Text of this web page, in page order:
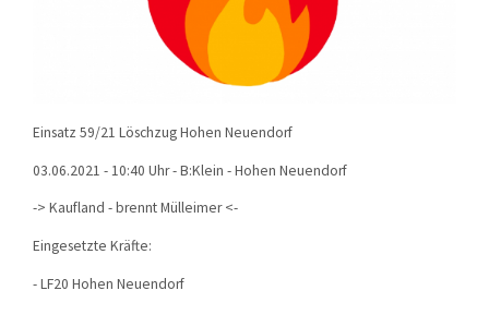
Einsatz 59/21 Löschzug Hohen Neuendorf
03.06.2021 - 10:40 Uhr - B:Klein - Hohen Neuendorf
-> Kaufland - brennt Mülleimer <-
Eingesetzte Kräfte:
- LF20 Hohen Neuendorf